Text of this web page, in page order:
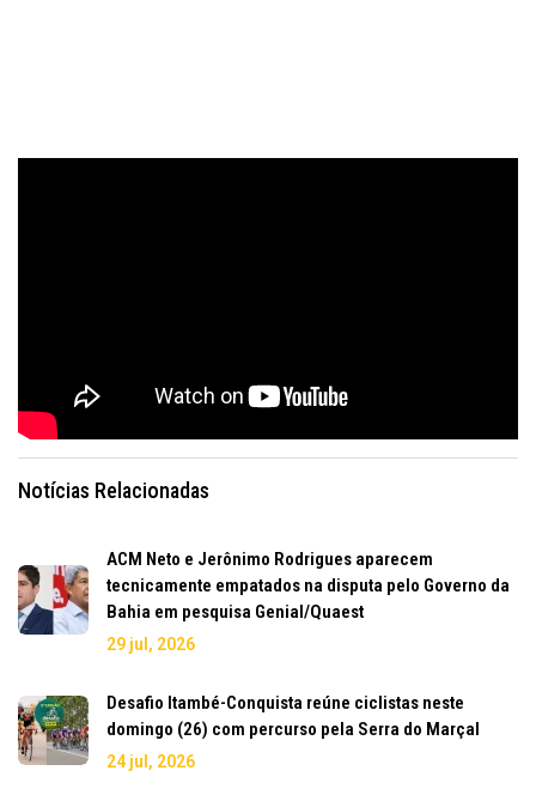
Notícias Relacionadas
ACM Neto e Jerônimo Rodrigues aparecem
tecnicamente empatados na disputa pelo Governo da
Bahia em pesquisa Genial/Quaest
29 jul, 2026
Desafio Itambé-Conquista reúne ciclistas neste
domingo (26) com percurso pela Serra do Marçal
24 jul, 2026